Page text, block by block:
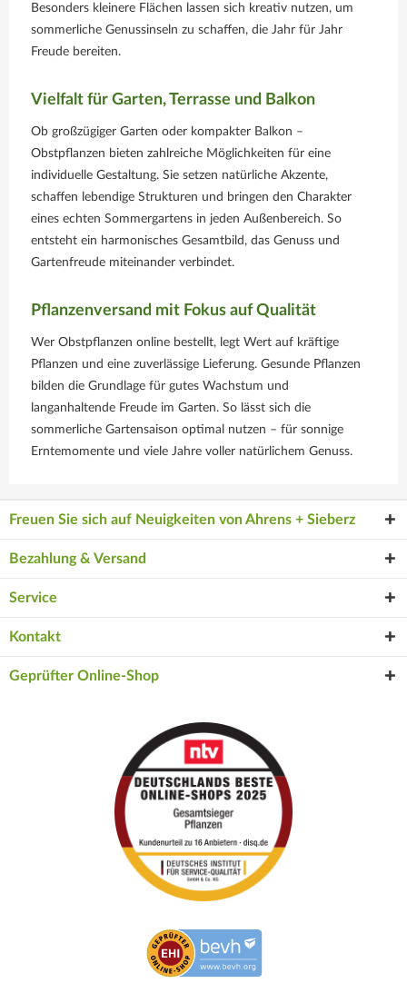
Besonders kleinere Flächen lassen sich kreativ nutzen, um
sommerliche Genussinseln zu schaffen, die Jahr für Jahr
Freude bereiten.
Vielfalt für Garten, Terrasse und Balkon
Ob großzügiger Garten oder kompakter Balkon –
Obstpflanzen bieten zahlreiche Möglichkeiten für eine
individuelle Gestaltung. Sie setzen natürliche Akzente,
schaffen lebendige Strukturen und bringen den Charakter
eines echten Sommergartens in jeden Außenbereich. So
entsteht ein harmonisches Gesamtbild, das Genuss und
Gartenfreude miteinander verbindet.
Pflanzenversand mit Fokus auf Qualität
Wer Obstpflanzen online bestellt, legt Wert auf kräftige
Pflanzen und eine zuverlässige Lieferung. Gesunde Pflanzen
bilden die Grundlage für gutes Wachstum und
langanhaltende Freude im Garten. So lässt sich die
sommerliche Gartensaison optimal nutzen – für sonnige
Erntemomente und viele Jahre voller natürlichem Genuss.
Freuen Sie sich auf Neuigkeiten von Ahrens + Sieberz
Bezahlung & Versand
Service
Kontakt
Geprüfter Online-Shop